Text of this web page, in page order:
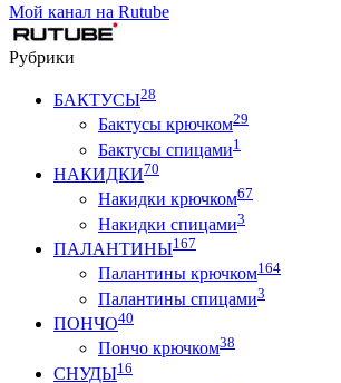
Мой канал на Rutube
Рубрики
БАКТУСЫ28
Бактусы крючком29
Бактусы спицами1
НАКИДКИ70
Накидки крючком67
Накидки спицами3
ПАЛАНТИНЫ167
Палантины крючком164
Палантины спицами3
ПОНЧО40
Пончо крючком38
СНУДЫ16